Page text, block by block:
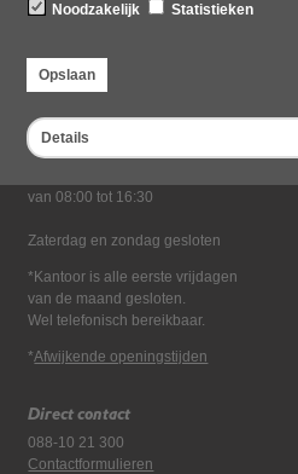
Noodzakelijk
Statistieken
Opslaan
Details
Bezoekadres
Postadres
Openingstijden kantoor
van 08:00 tot 16:30
Zaterdag en zondag gesloten
*Kantoor is alle eerste vrijdagen
van de maand gesloten.
Wel telefonisch bereikbaar.
*Afwijkende openingstijden
Direct contact
088-10 21 300
Contactformulieren